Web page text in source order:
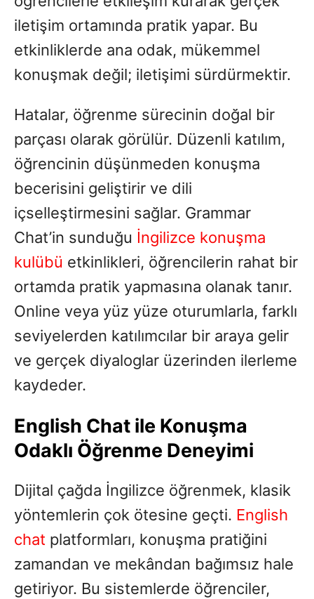
iletişim ortamında pratik yapar. Bu
etkinliklerde ana odak, mükemmel
konuşmak değil; iletişimi sürdürmektir.
Hatalar, öğrenme sürecinin doğal bir
parçası olarak görülür. Düzenli katılım,
öğrencinin düşünmeden konuşma
becerisini geliştirir ve dili
içselleştirmesini sağlar. Grammar
Chat’in sunduğu İngilizce konuşma
kulübü etkinlikleri, öğrencilerin rahat bir
ortamda pratik yapmasına olanak tanır.
Online veya yüz yüze oturumlarla, farklı
seviyelerden katılımcılar bir araya gelir
ve gerçek diyaloglar üzerinden ilerleme
kaydeder.
English Chat ile Konuşma
Odaklı Öğrenme Deneyimi
Dijital çağda İngilizce öğrenmek, klasik
yöntemlerin çok ötesine geçti. English
chat platformları, konuşma pratiğini
zamandan ve mekândan bağımsız hale
getiriyor. Bu sistemlerde öğrenciler,